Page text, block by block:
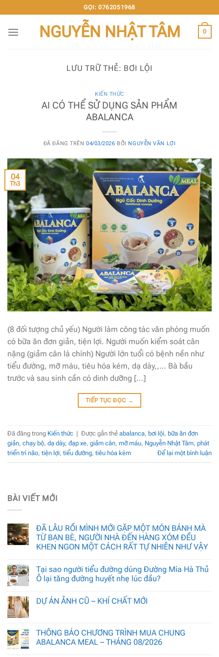
đến
nội
GỌI: 0762051968
NGUYỄN NHẬT TÂM 0
LƯU TRỮ THẺ: BƠI LỘI
KIẾN THỨC
AI CÓ THỂ SỬ DỤNG SẢN PHẨM
ABALANCA
ĐÃ ĐĂNG TRÊN 04/03/2026 BỞI NGUYỄN VĂN LỢI
04
Th3
(8 đối tượng chủ yếu) Người làm công tác văn phòng muốn
có bữa ăn đơn giản, tiện lợi. Người muốn kiểm soát cân
nặng (giảm cân là chính) Người lớn tuổi có bệnh nền như
tiểu đường, mỡ máu, tiêu hóa kém, dạ dày,,… Bà bầu
trước và sau sinh cần có dinh dưỡng […]
TIẾP TỤC ĐỌC →
Đã đăng trong Kiến thức Được gắn thẻ abalanca, bơi lội, bữa ăn đơn
giản, chạy bộ, dạ dày, đạp xe, giảm cân, mỡ máu, Nguyễn Nhật Tâm, phát
triển trí não, tiện lợi, tiểu đường, tiêu hóa kém Để lại một bình luận
BÀI VIẾT MỚI
ĐÃ LÂU RỒI MÌNH MỚI GẶP MỘT MÓN BÁNH MÀ
TỪ BẠN BÈ, NGƯỜI NHÀ ĐẾN HÀNG XÓM ĐỀU
KHEN NGON MỘT CÁCH RẤT TỰ NHIÊN NHƯ VẬY
Tại sao người tiểu đường dùng Đường Mía Hà Thủ
Ô lại tăng đường huyết nhẹ lúc đầu?
DỰ ÁN ẢNH CŨ – KHÍ CHẤT MỚI
THÔNG BÁO CHƯƠNG TRÌNH MUA CHUNG
ABALANCA MEAL – THÁNG 08/2026